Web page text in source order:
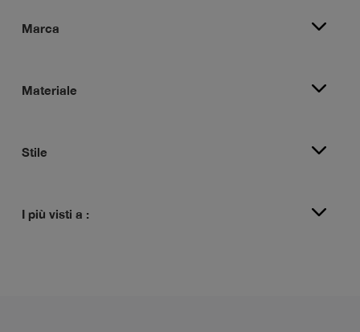
Marca
Materiale
Stile
I più visti a :